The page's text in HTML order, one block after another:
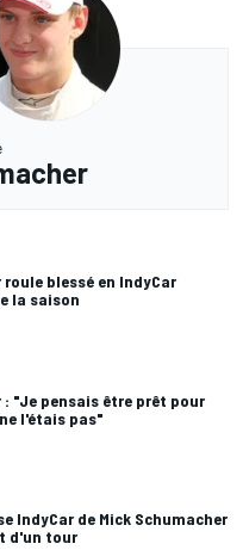
roule blessé en IndyCar
la saison
: "Je pensais être prêt pour
l'étais pas"
IndyCar de Mick Schumacher
d'un tour